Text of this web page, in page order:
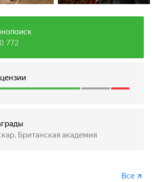
772
Британская академия
Все